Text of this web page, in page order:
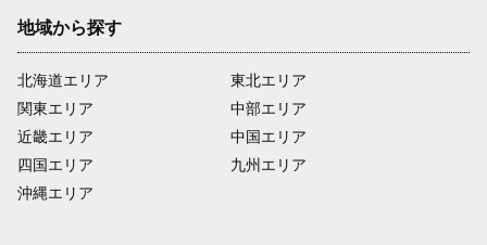
地域から探す
北海道エリア
関東エリア
近畿エリア
四国エリア
沖縄エリア
東北エリア
中部エリア
中国エリア
九州エリア